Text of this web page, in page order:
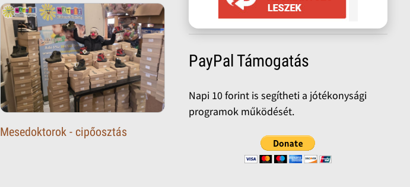
Mesedoktorok - cipőosztás
PayPal Támogatás
Napi 10 forint is segítheti a jótékonysági
programok működését.